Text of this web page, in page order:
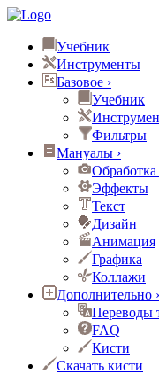
Учебник
Инструменты
Базовое ›
Учебник
Фильтры
Мануалы ›
Эффекты
Текст
Дизайн
Анимация
Графика
Коллажи
Дополнительно ›
Переводы
FAQ
Кисти
Скачать кисти